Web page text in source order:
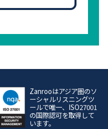
Zanrooはアジア圏のソ
ーシャルリスニングツ
ールで唯一、ISO27001
の国際認可を取得して
います。